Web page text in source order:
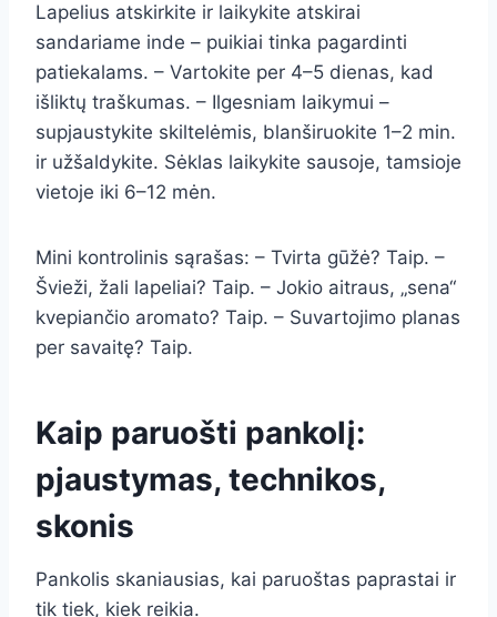
Lapelius atskirkite ir laikykite atskirai
sandariame inde – puikiai tinka pagardinti
patiekalams. – Vartokite per 4–5 dienas, kad
išliktų traškumas. – Ilgesniam laikymui –
supjaustykite skiltelėmis, blanširuokite 1–2 min.
ir užšaldykite. Sėklas laikykite sausoje, tamsioje
vietoje iki 6–12 mėn.
Mini kontrolinis sąrašas: – Tvirta gūžė? Taip. –
Švieži, žali lapeliai? Taip. – Jokio aitraus, „sena“
kvepiančio aromato? Taip. – Suvartojimo planas
per savaitę? Taip.
Kaip paruošti pankolį:
pjaustymas, technikos,
skonis
Pankolis skaniausias, kai paruoštas paprastai ir
tik tiek, kiek reikia.